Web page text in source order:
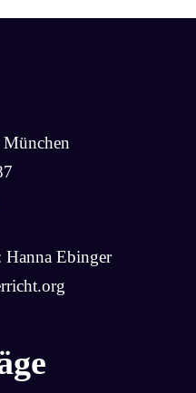
München
Hanna Ebinger